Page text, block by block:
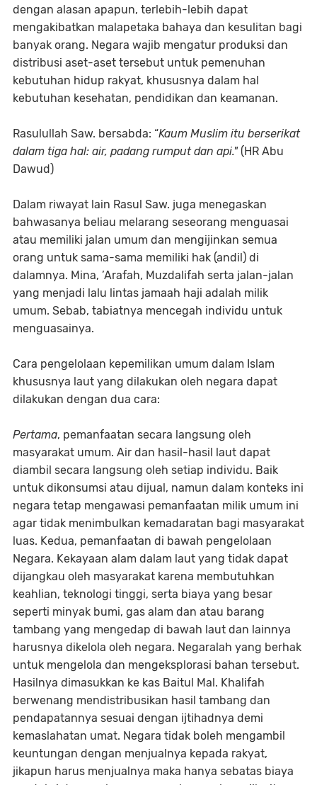
dengan alasan apapun, terlebih-lebih dapat
mengakibatkan malapetaka bahaya dan kesulitan bagi
banyak orang. Negara wajib mengatur produksi dan
distribusi aset-aset tersebut untuk pemenuhan
kebutuhan hidup rakyat, khususnya dalam hal
kebutuhan kesehatan, pendidikan dan keamanan.
Rasulullah Saw. bersabda: “Kaum Muslim itu berserikat
dalam tiga hal: air, padang rumput dan api."(HR Abu
Dawud)
Dalam riwayat lain Rasul Saw. juga menegaskan
bahwasanya beliau melarang seseorang menguasai
atau memiliki jalan umum dan mengijinkan semua
orang untuk sama-sama memiliki hak (andil) di
dalamnya. Mina, ’Arafah, Muzdalifah serta jalan-jalan
yang menjadi lalu lintas jamaah haji adalah milik
umum. Sebab, tabiatnya mencegah individu untuk
menguasainya.
Cara pengelolaan kepemilikan umum dalam Islam
khususnya laut yang dilakukan oleh negara dapat
dilakukan dengan dua cara:
Pertama, pemanfaatan secara langsung oleh
masyarakat umum. Air dan hasil-hasil laut dapat
diambil secara langsung oleh setiap individu. Baik
untuk dikonsumsi atau dijual, namun dalam konteks ini
negara tetap mengawasi pemanfaatan milik umum ini
agar tidak menimbulkan kemadaratan bagi masyarakat
luas. Kedua, pemanfaatan di bawah pengelolaan
Negara. Kekayaan alam dalam laut yang tidak dapat
dijangkau oleh masyarakat karena membutuhkan
keahlian, teknologi tinggi, serta biaya yang besar
seperti minyak bumi, gas alam dan atau barang
tambang yang mengedap di bawah laut dan lainnya
harusnya dikelola oleh negara. Negaralah yang berhak
untuk mengelola dan mengeksplorasi bahan tersebut.
Hasilnya dimasukkan ke kas Baitul Mal. Khalifah
berwenang mendistribusikan hasil tambang dan
pendapatannya sesuai dengan ijtihadnya demi
kemaslahatan umat. Negara tidak boleh mengambil
keuntungan dengan menjualnya kepada rakyat,
jikapun harus menjualnya maka hanya sebatas biaya